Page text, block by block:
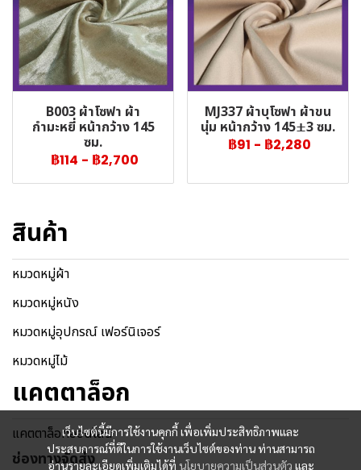
B003 ผ้าโซฟา ผ้า
กำมะหยี่ หน้ากว้าง 145
ซม.
฿114 - ฿2,700
MJ337 ผ้าบุโซฟา ผ้าขน
นุ่ม หน้ากว้าง 145±3 ซม.
฿91 - ฿2,280
เว็บไซต์นี้มีการใช้งานคุกกี้ เพื่อเพิ่มประสิทธิภาพและ
ประสบการณ์ที่ดีในการใช้งานเว็บไซต์ของท่าน ท่านสามารถ
อ่านรายละเอียดเพิ่มเติมได้ที่ นโยบายความเป็นส่วนตัว และ
สินค้า
หมวดหมู่ผ้า
หมวดหมู่หนัง
หมวดหมู่อุปกรณ์ เฟอร์นิเจอร์
หมวดหมู่ไม้
แคตตาล็อก
แคตตาล็อกออนไลน์
ช่องทางจัดส่ง